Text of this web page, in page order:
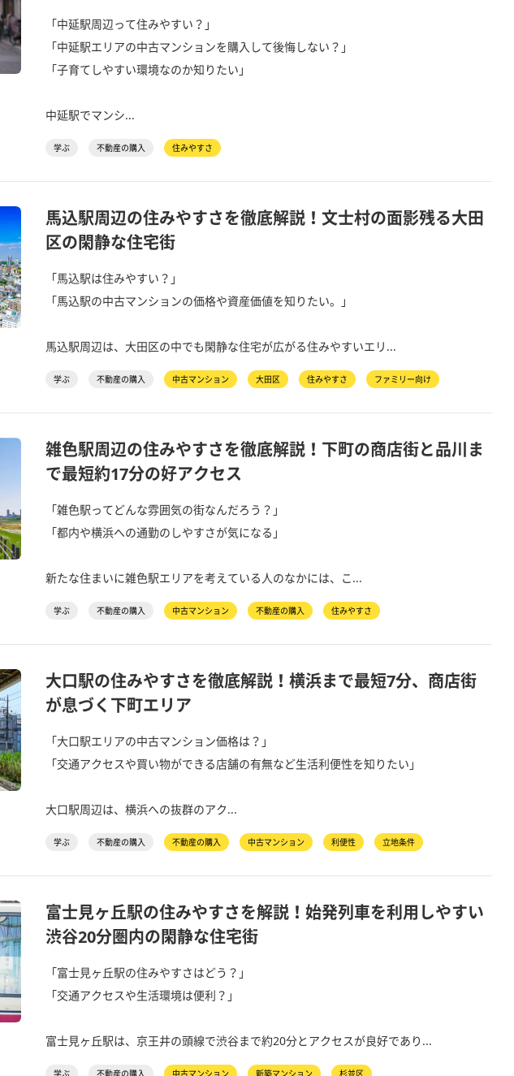
「中延駅周辺って住みやすい？」
「中延駅エリアの中古マンションを購入して後悔しない？」
「子育てしやすい環境なのか知りたい」
中延駅でマンシ...
学ぶ 不動産の購入 住みやすさ
馬込駅周辺の住みやすさを徹底解説！文士村の面影残る大田
区の閑静な住宅街
「馬込駅は住みやすい？」
「馬込駅の中古マンションの価格や資産価値を知りたい。」
馬込駅周辺は、大田区の中でも閑静な住宅が広がる住みやすいエリ...
学ぶ 不動産の購入 中古マンション 大田区 住みやすさ ファミリー向け
雑色駅周辺の住みやすさを徹底解説！下町の商店街と品川ま
で最短約17分の好アクセス
「雑色駅ってどんな雰囲気の街なんだろう？」
「都内や横浜への通勤のしやすさが気になる」
新たな住まいに雑色駅エリアを考えている人のなかには、こ...
学ぶ 不動産の購入 中古マンション 不動産の購入 住みやすさ
大口駅の住みやすさを徹底解説！横浜まで最短7分、商店街
が息づく下町エリア
「大口駅エリアの中古マンション価格は？」
「交通アクセスや買い物ができる店舗の有無など生活利便性を知りたい」
大口駅周辺は、横浜への抜群のアク...
学ぶ 不動産の購入 不動産の購入 中古マンション 利便性 立地条件
富士見ヶ丘駅の住みやすさを解説！始発列車を利用しやすい
渋谷20分圏内の閑静な住宅街
「富士見ヶ丘駅の住みやすさはどう？」
「交通アクセスや生活環境は便利？」
富士見ヶ丘駅は、京王井の頭線で渋谷まで約20分とアクセスが良好であり...
学ぶ 不動産の購入 中古マンション 新築マンション 杉並区